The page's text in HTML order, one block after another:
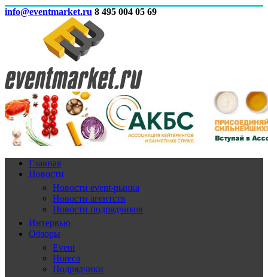
info@eventmarket.ru 8 495 004 05 69
Главная
Новости
Новости event-рынка
Новости агентств
Новости подрядчиков
Интервью
Обзоры
Event
Horeca
Подрядчики